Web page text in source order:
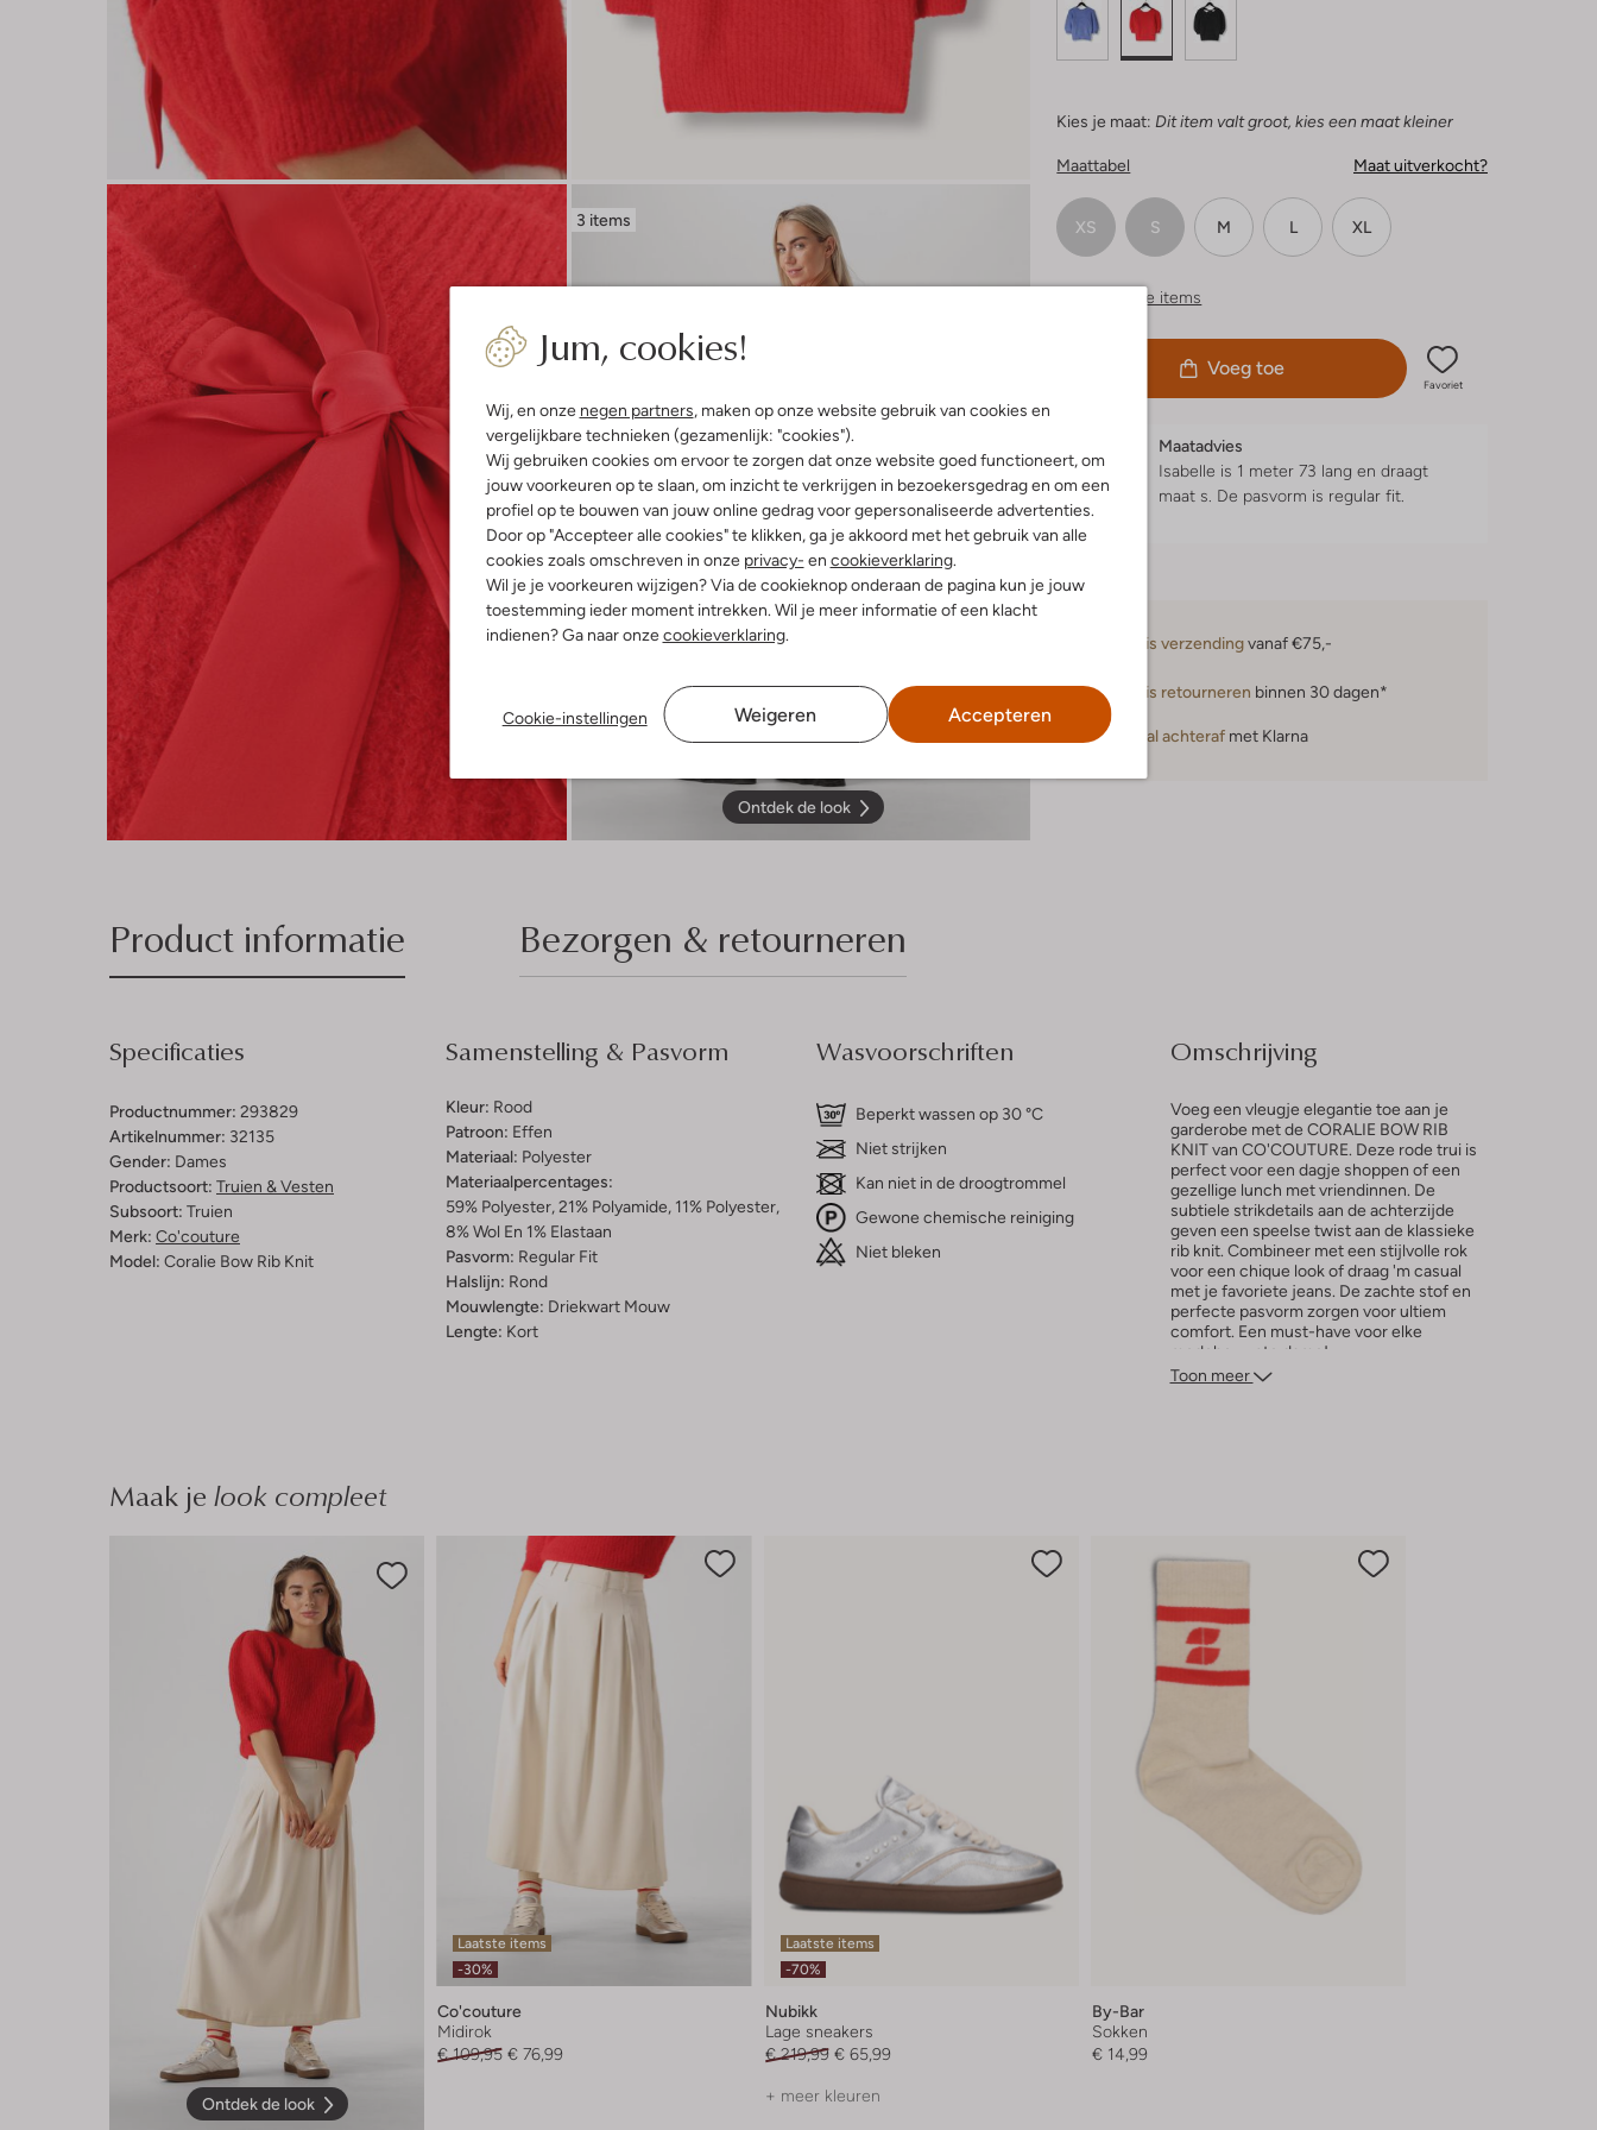
Jum, cookies!
Wij, en onze negen partners, maken op onze website gebruik van cookies en
vergelijkbare technieken (gezamenlijk: "cookies").
Wij gebruiken cookies om ervoor te zorgen dat onze website goed functioneert, om
jouw voorkeuren op te slaan, om inzicht te verkrijgen in bezoekersgedrag en om een
profiel op te bouwen van jouw online gedrag voor gepersonaliseerde advertenties.
Door op "Accepteer alle cookies" te klikken, ga je akkoord met het gebruik van alle
cookies zoals omschreven in onze privacy- en cookieverklaring.
Wil je je voorkeuren wijzigen? Via de cookieknop onderaan de pagina kun je jouw
toestemming ieder moment intrekken. Wil je meer informatie of een klacht
indienen? Ga naar onzecookieverklaring.
Cookie-instellingen Weigeren Accepteren
3 items
Ontdek de look
Kies je maat: Dit item valt groot, kies een maat kleiner
Maattabel Maat uitverkocht?
XS S M L XL
Vergelijkbare items
Voeg toe
Favoriet
Maatadvies
Isabelle is 1 meter 73 lang en draagt
maat s. De pasvorm is regular fit.
Gratis verzendingvanaf €75,-
Gratis retourneren binnen 30 dagen*
Betaal achteraf met Klarna
Product informatie Bezorgen & retourneren
Specificaties
Productnummer: 293829
Artikelnummer: 32135
Gender: Dames
Productsoort: Truien & Vesten
Subsoort: Truien
Merk: Co'couture
Model: Coralie Bow Rib Knit
Samenstelling & Pasvorm
Kleur: Rood
Patroon: Effen
Materiaal: Polyester
Materiaalpercentages:
59% Polyester, 21% Polyamide, 11% Polyester,
8% Wol En 1% Elastaan
Pasvorm: Regular Fit
Halslijn: Rond
Mouwlengte: Driekwart Mouw
Lengte: Kort
Wasvoorschriften
Beperkt wassen op 30 °C
Niet strijken
Kan niet in de droogtrommel
Gewone chemische reiniging
Niet bleken
Omschrijving
Voeg een vleugje elegantie toe aan je
garderobe met de CORALIE BOW RIB
KNIT van CO'COUTURE. Deze rode trui is
perfect voor een dagje shoppen of een
gezellige lunch met vriendinnen. De
subtiele strikdetails aan de achterzijde
geven een speelse twist aan de klassieke
rib knit. Combineer met een stijlvolle rok
voor een chique look of draag 'm casual
met je favoriete jeans. De zachte stof en
perfecte pasvorm zorgen voor ultiem
comfort. Een must-have voor elke
modebewuste dame!
Toon meer
Maak je look compleet
Ontdek de look
Laatste items
-30%
Co'couture
Midirok
€ 109,95 € 76,99
Laatste items
-70%
Nubikk
Lage sneakers
€ 219,99 € 65,99
+ meer kleuren
By-Bar
Sokken
€ 14,99